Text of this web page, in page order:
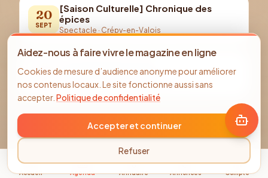
20
SEPT
[Saison Culturelle] Chronique des
épices
Spectacle · Crépy-en-Valois
25 Les pieds dans le plat
Spectacle Théâtre à Moustaches
Aidez-nous à faire vivre le magazine en ligne
Cookies de mesure d’audience anonyme pour améliorer
nos contenus locaux. Le site fonctionne aussi sans
accepter. Politique de confidentialité
Refuser
Accepter et continuer
Accueil Agenda Annuaire Annonces Compte